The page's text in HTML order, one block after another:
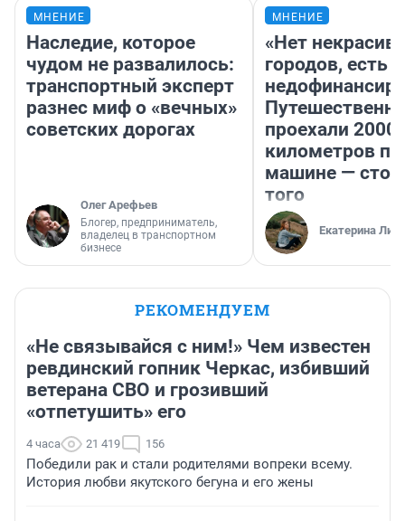
МНЕНИЕ
Наследие, которое
чудом не развалилось:
транспортный эксперт
разнес миф о «вечных»
советских дорогах
Олег Арефьев
Блогер, предприниматель,
владелец в транспортном
бизнесе
МНЕНИЕ
«Нет
городов, есть
проехали 2000
километров по
машине —
того
Екатерина
РЕКОМЕНДУЕМ
«Не связывайся с ним!» Чем известен
ревдинский гопник Черкас, избивший
ветерана СВО и грозивший
«отпетушить» его
4 часа 21 419 156
Победили рак и стали родителями вопреки всему.
История любви якутского бегуна и его жены